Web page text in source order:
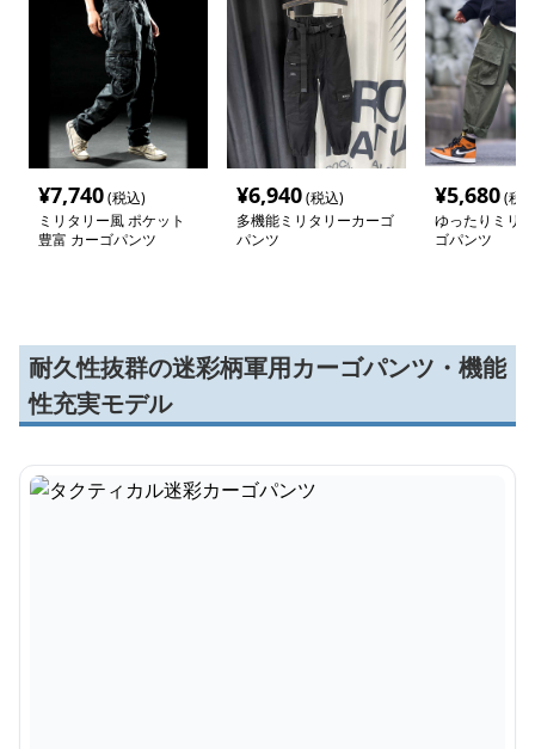
¥7,740(税込)
ミリタリー風 ポケット
豊富 カーゴパンツ
¥6,940(税込)
多機能ミリタリーカーゴ
パンツ
¥5,680(税
ゆったりミリ
ゴパンツ
耐久性抜群の迷彩柄軍用カーゴパンツ・機能
性充実モデル